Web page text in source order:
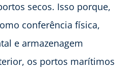
secos. Isso porque,
conferência física,
e armazenagem
os portos marítimos